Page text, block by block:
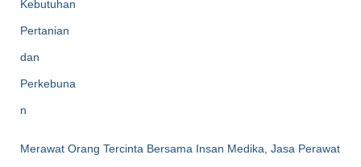
Merawat Orang Tercinta Bersama Insan Medika, Jasa Perawat